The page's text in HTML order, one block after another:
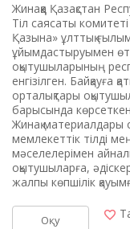
Жинаққа Қазақстан
Тіл саясаты
Қазына» ұлттық
ұйымдастыруымен
оқытушыларының
енгізілген. Байқауға
орталықтары
барысында көрсеткен
Жинақ материалдары
мемлекеттік тілді
мәселелерімен
оқытушыларға,
жалпы көпшілік
Оқу